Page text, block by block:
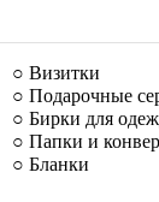
○ Визитки
○ Подарочные
○ Бирки для
○ Папки и
○ Бланки